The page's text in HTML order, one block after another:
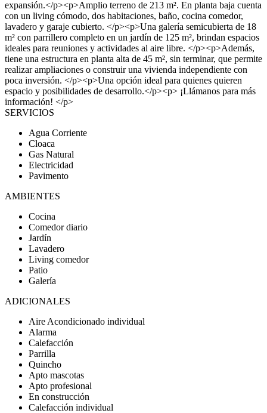
expansión.</p><p>Amplio terreno de 213 m². En planta baja cuenta
con un living cómodo, dos habitaciones, baño, cocina comedor,
lavadero y garaje cubierto. </p><p>Una galería semicubierta de 18
m² con parrillero completo en un jardín de 125 m², brindan espacios
ideales para reuniones y actividades al aire libre. </p><p>Además,
tiene una estructura en planta alta de 45 m², sin terminar, que permite
realizar ampliaciones o construir una vivienda independiente con
poca inversión. </p><p>Una opción ideal para quienes quieren
espacio y posibilidades de desarrollo.</p><p> ¡Llámanos para más
información! </p>
SERVICIOS
Agua Corriente
Cloaca
Gas Natural
Electricidad
Pavimento
AMBIENTES
Cocina
Comedor diario
Jardín
Lavadero
Living comedor
Patio
Galería
ADICIONALES
Aire Acondicionado individual
Alarma
Calefacción
Parrilla
Quincho
Apto mascotas
Apto profesional
En construcción
Calefacción individual